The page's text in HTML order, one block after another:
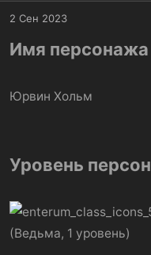
2 Сен 2023
Имя персонажа
Юрвин Хольм
Уровень
(Ведьма, 1 уровень)